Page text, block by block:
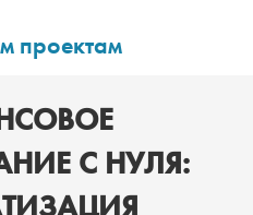
проектам
С НУЛЯ: